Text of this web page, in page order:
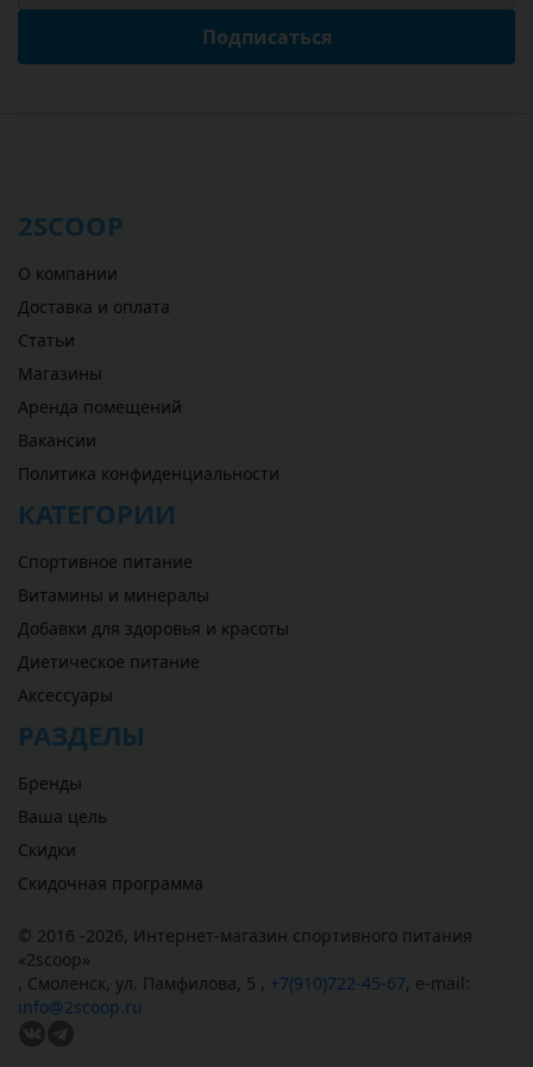
Подписаться
2SCOOP
О компании
Доставка и оплата
Статьи
Магазины
Аренда помещений
Вакансии
Политика конфиденциальности
КАТЕГОРИИ
Спортивное питание
Витамины и минералы
Добавки для здоровья и красоты
Диетическое питание
Аксессуары
РАЗДЕЛЫ
Бренды
Ваша цель
Скидки
Скидочная программа
© 2016 -2026, Интернет-магазин спортивного питания
«2scoop»
, Смоленск, ул. Памфилова, 5 , +7(910)722-45-67, e-mail:
info@2scoop.ru